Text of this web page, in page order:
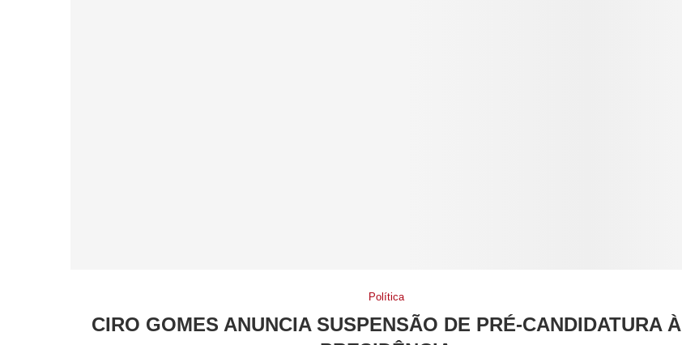
Política
CIRO GOMES ANUNCIA SUSPENSÃO DE PRÉ-CANDIDATURA À